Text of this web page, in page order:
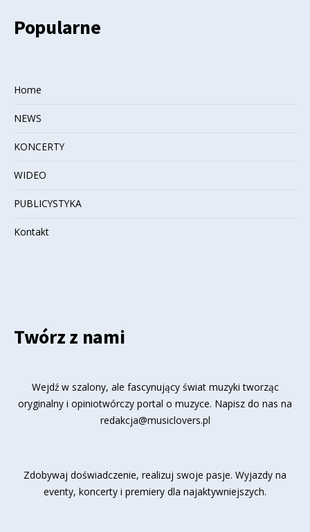
Popularne
Home
NEWS
KONCERTY
WIDEO
PUBLICYSTYKA
Kontakt
Twórz z nami
Wejdź w szalony, ale fascynujący świat muzyki tworząc
oryginalny i opiniotwórczy portal o muzyce. Napisz do nas na
redakcja@musiclovers.pl
Zdobywaj doświadczenie, realizuj swoje pasje. Wyjazdy na
eventy, koncerty i premiery dla najaktywniejszych.